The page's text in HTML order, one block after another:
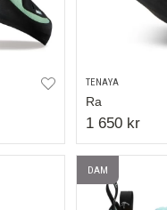
TENAYA
Ra
1 650 kr
DAM